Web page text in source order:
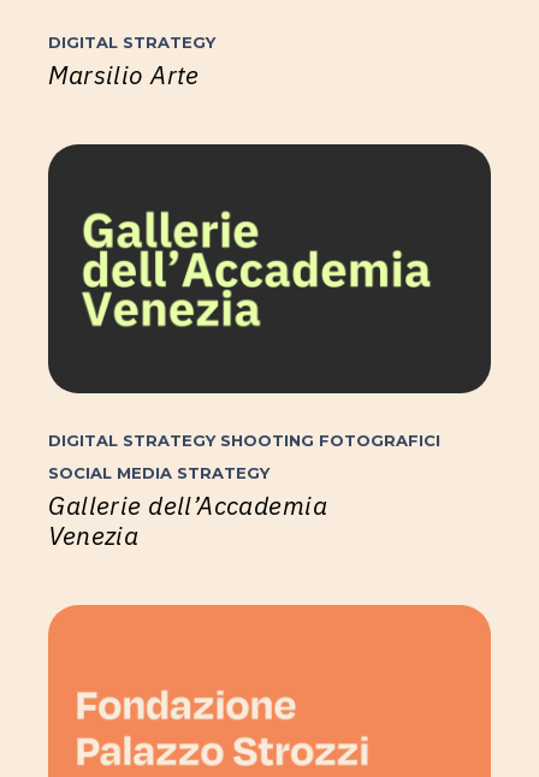
DIGITAL STRATEGY
Marsilio Arte
DIGITAL STRATEGY SHOOTING FOTOGRAFICI
SOCIAL MEDIA STRATEGY
Gallerie dell’Accademia
Venezia